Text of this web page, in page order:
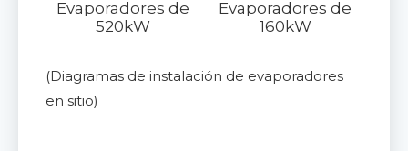
Evaporadores de
520kW
Evaporadores de
160kW
(Diagramas de instalación de evaporadores
en sitio)